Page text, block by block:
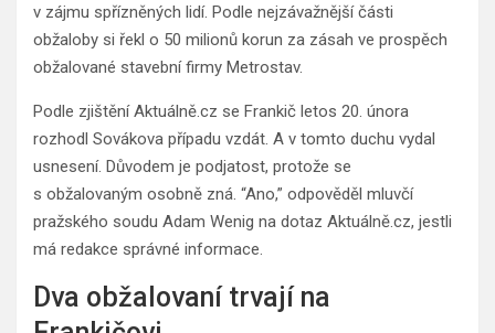
v zájmu spřízněných lidí. Podle nejzávažnější části
obžaloby si řekl o 50 milionů korun za zásah ve prospěch
obžalované stavební firmy Metrostav.
Podle zjištění Aktuálně.cz se Frankič letos 20. února
rozhodl Sovákova případu vzdát. A v tomto duchu vydal
usnesení. Důvodem je podjatost, protože se
s obžalovaným osobně zná. “Ano,” odpověděl mluvčí
pražského soudu Adam Wenig na dotaz Aktuálně.cz, jestli
má redakce správné informace.
Dva obžalovaní trvají na